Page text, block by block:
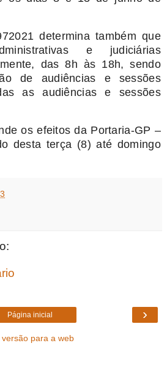
determina também que
e judiciárias
das 8h às 18h, sendo
de audiências e sessões
as audiências e sessões
os efeitos da Portaria-GP –
desta terça (8) até domingo
›
Página inicial
versão para a web